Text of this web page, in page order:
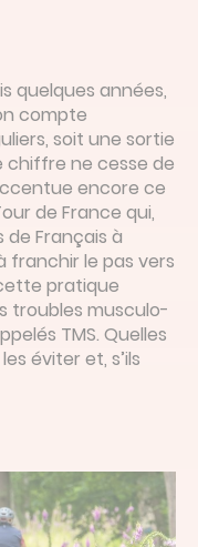
quelques années,
compte
soit une sortie
chiffre ne cesse de
encore ce
de France qui,
de Français à
franchir le pas vers
pratique
troubles musculo-
TMS. Quelles
éviter et, s’ils